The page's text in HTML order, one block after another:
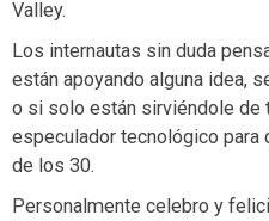
Valley.
Los internautas sin duda
están apoyando alguna idea,
o si solo están sirviéndole de
especulador tecnológico para
de los 30.
Personalmente celebro y